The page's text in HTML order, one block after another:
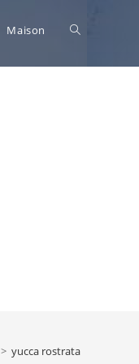
Maison Toggle
> yucca rostrata